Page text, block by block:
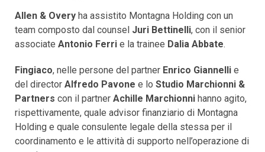
Allen & Overy ha assistito Montagna Holding con un
team composto dal counsel Juri Bettinelli, con il senior
associate Antonio Ferri e la trainee Dalia Abbate.
Fingiaco, nelle persone del partner Enrico Giannelli e
del director Alfredo Pavone e lo Studio Marchionni &
Partners con il partner Achille Marchionni hanno agito,
rispettivamente, quale advisor finanziario di Montagna
Holding e quale consulente legale della stessa per il
coordinamento e le attività di supporto nell’operazione di